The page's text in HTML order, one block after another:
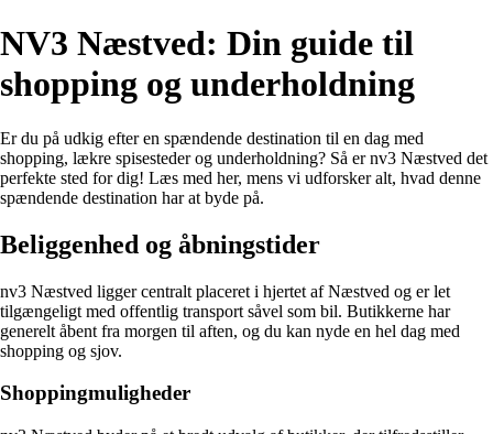
NV3 Næstved: Din guide til
shopping og underholdning
Er du på udkig efter en spændende destination til en dag med
shopping, lækre spisesteder og underholdning? Så er nv3 Næstved det
perfekte sted for dig! Læs med her, mens vi udforsker alt, hvad denne
spændende destination har at byde på.
Beliggenhed og åbningstider
nv3 Næstved ligger centralt placeret i hjertet af Næstved og er let
tilgængeligt med offentlig transport såvel som bil. Butikkerne har
generelt åbent fra morgen til aften, og du kan nyde en hel dag med
shopping og sjov.
Shoppingmuligheder